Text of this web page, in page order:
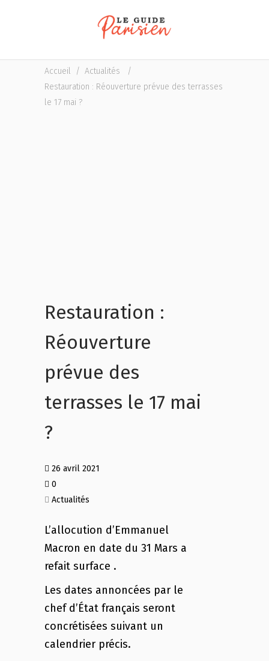
Accueil / Actualités
/
Restauration : Réouverture prévue des terrasses
le 17 mai ?
Restauration :
Réouverture
prévue des
terrasses le 17 mai
?
26 avril 2021
0
Actualités
L’allocution d’Emmanuel
Macron en date du 31 Mars a
refait surface .
Les dates annoncées par le
chef d’État français seront
concrétisées suivant un
calendrier précis.